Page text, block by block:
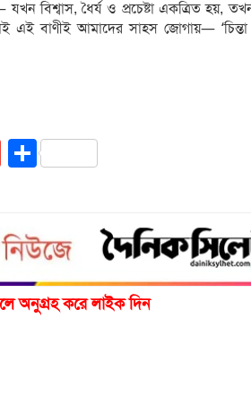
বিশ্বাস, ধৈর্য ও প্রচেষ্টা একত্রিত হয়,
এই বাণীই আমাদের সাহস জোগায়—
GmailShare
অনুগ্রহ করে লাইক দিন